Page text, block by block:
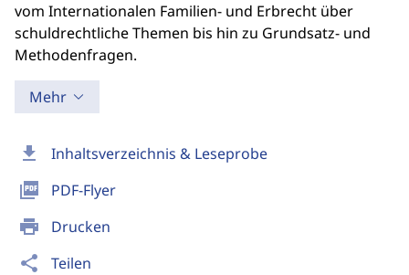
download Inhaltsverzeichnis & Leseprobe
picture_as_pdf PDF-Flyer
print Drucken
share Teilen
vom Internationalen Familien- und Erbrecht über
schuldrechtliche Themen bis hin zu Grundsatz- und
Methodenfragen.
Mehr